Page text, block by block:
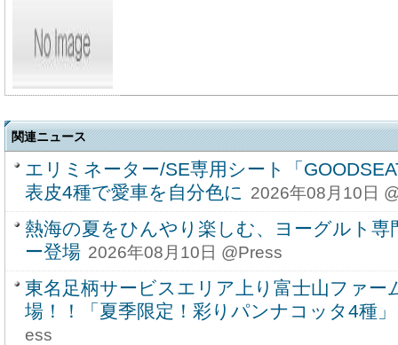
関連ニュース
エリミネーター/SE専用シート「
表皮4種で愛車を自分色に 2026年08月10日
熱海の夏をひんやり楽しむ、ヨーグルト専
ー登場 2026年08月10日 @Press
東名足柄サービスエリア上り富士山ファ
場！！「夏季限定！彩りパンナコッタ4種」
ess